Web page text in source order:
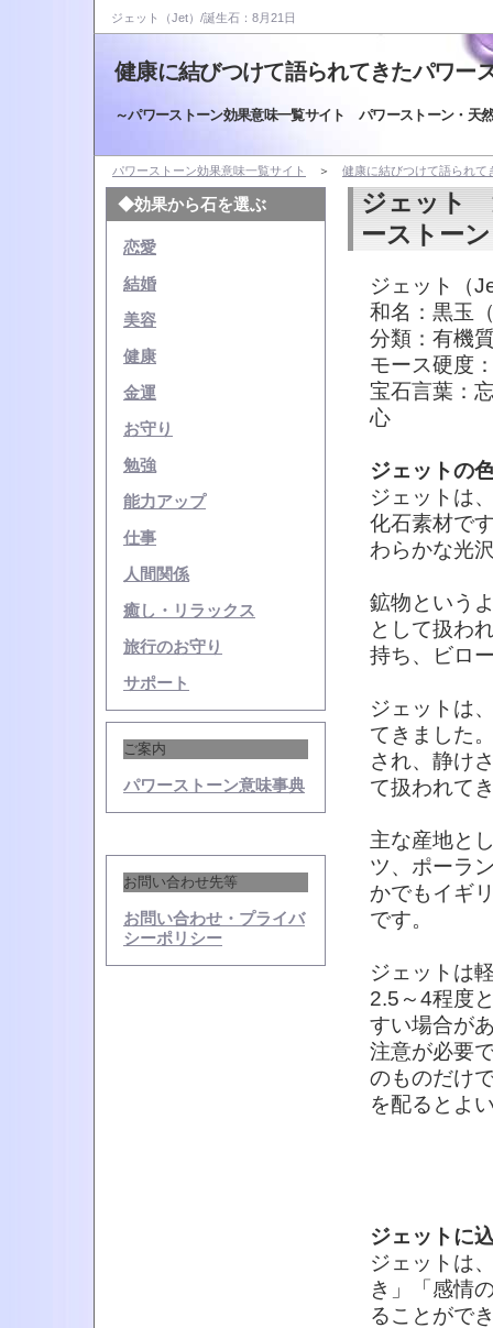
ジェット（Jet）/誕生石：8月21日
健康に結びつけて語られてきたパワー
～パワーストーン効果意味一覧サイト パワーストーン・天
パワーストーン効果意味一覧サイト ＞ 健康に結びつけて語られて
◆効果から石を選ぶ
恋愛
結婚
美容
健康
金運
お守り
勉強
能力アップ
仕事
人間関係
癒し・リラックス
旅行のお守り
サポート
ご案内
パワーストーン意味事典
お問い合わせ先等
お問い合わせ・プライバ
シーポリシー
ジェット
ーストーン
ジェット（
和名：黒玉
分類：有機
モース硬度
宝石言葉：
心
ジェットの
ジェットは
化石素材で
わらかな光
鉱物という
として扱わ
持ち、ビロ
ジェットは
てきました
され、静け
て扱われて
主な産地と
ツ、ポーラ
かでもイギ
です。
ジェットは
2.5～4程度
すい場合が
注意が必要
のものだけ
を配るとよ
ジェットに
ジェットは
き」「感情
ることがで